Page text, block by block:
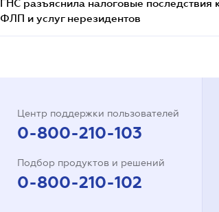
ГНС разъяснила налоговые
ФЛП и услуг нерезидентов
Центр поддержки пользователей
0-800-210-103
Подбор продуктов и решений
0-800-210-102